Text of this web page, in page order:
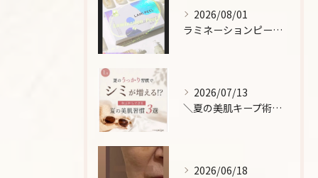
2026/08/01
ラミネーションピールとは、
2026/07/13
＼夏の美肌キープ術をご紹介！/
2026/06/18